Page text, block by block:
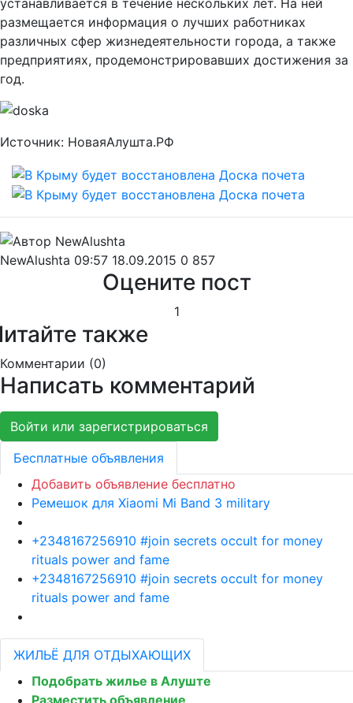
устанавливается в течение нескольких лет. На ней
размещается информация о лучших работниках
различных сфер жизнедеятельности города, а также
предприятиях, продемонстрировавших достижения за
год.
Источник: НоваяАлушта.РФ
NewAlushta 09:57 18.09.2015 0 857
Оцените пост
1
также
Комментарии (0)
Написать комментарий
Войти или зарегистрироваться
Бесплатные объявления
Добавить объявление бесплатно
Ремешок для Xiaomi Mi Band 3 military
+2348167256910 #join secrets occult for money
rituals power and fame
+2348167256910 #join secrets occult for money
rituals power and fame
ЖИЛЬЁ ДЛЯ ОТДЫХАЮЩИХ
Подобрать жилье в Алуште
Разместить объявление